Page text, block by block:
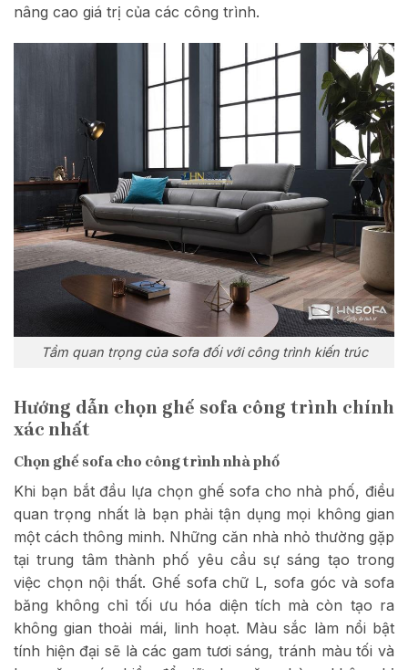
nâng cao giá trị của các công trình.
Tầm quan trọng của sofa đối với công trình kiến trúc
Hướng dẫn chọn ghế sofa công trình chính
xác nhất
Chọn ghế sofa cho công trình nhà phố
Khi bạn bắt đầu lựa chọn ghế sofa cho nhà phố, điều
quan trọng nhất là bạn phải tận dụng mọi không gian
một cách thông minh. Những căn nhà nhỏ thường gặp
tại trung tâm thành phố yêu cầu sự sáng tạo trong
việc chọn nội thất. Ghế sofa chữ L, sofa góc và sofa
băng không chỉ tối ưu hóa diện tích mà còn tạo ra
không gian thoải mái, linh hoạt. Màu sắc làm nổi bật
tính hiện đại sẽ là các gam tươi sáng, tránh màu tối và